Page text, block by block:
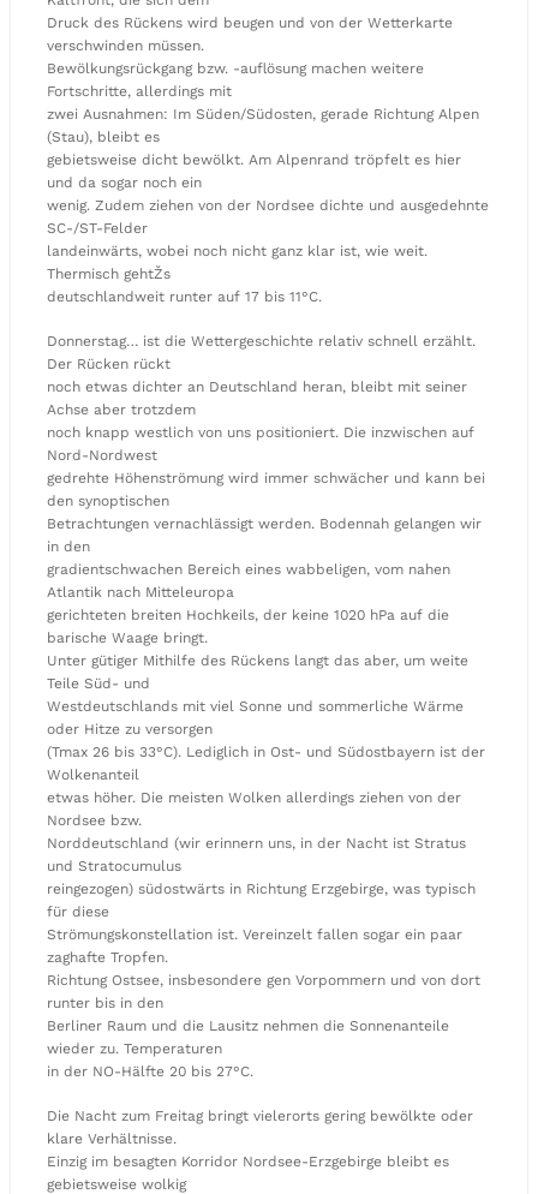
Druck des Rückens wird beugen und von der Wetterkarte
verschwinden müssen.
Bewölkungsrückgang bzw. -auflösung machen weitere
Fortschritte, allerdings mit
zwei Ausnahmen: Im Süden/Südosten, gerade Richtung Alpen
(Stau), bleibt es
gebietsweise dicht bewölkt. Am Alpenrand tröpfelt es hier
und da sogar noch ein
wenig. Zudem ziehen von der Nordsee dichte und ausgedehnte
SC-/ST-Felder
landeinwärts, wobei noch nicht ganz klar ist, wie weit.
Thermisch gehtŽs
deutschlandweit runter auf 17 bis 11°C.
Donnerstag… ist die Wettergeschichte relativ schnell erzählt.
Der Rücken rückt
noch etwas dichter an Deutschland heran, bleibt mit seiner
Achse aber trotzdem
noch knapp westlich von uns positioniert. Die inzwischen auf
Nord-Nordwest
gedrehte Höhenströmung wird immer schwächer und kann bei
den synoptischen
Betrachtungen vernachlässigt werden. Bodennah gelangen wir
in den
gradientschwachen Bereich eines wabbeligen, vom nahen
Atlantik nach Mitteleuropa
gerichteten breiten Hochkeils, der keine 1020 hPa auf die
barische Waage bringt.
Unter gütiger Mithilfe des Rückens langt das aber, um weite
Teile Süd- und
Westdeutschlands mit viel Sonne und sommerliche Wärme
oder Hitze zu versorgen
(Tmax 26 bis 33°C). Lediglich in Ost- und Südostbayern ist der
Wolkenanteil
etwas höher. Die meisten Wolken allerdings ziehen von der
Nordsee bzw.
Norddeutschland (wir erinnern uns, in der Nacht ist Stratus
und Stratocumulus
reingezogen) südostwärts in Richtung Erzgebirge, was typisch
für diese
Strömungskonstellation ist. Vereinzelt fallen sogar ein paar
zaghafte Tropfen.
Richtung Ostsee, insbesondere gen Vorpommern und von dort
runter bis in den
Berliner Raum und die Lausitz nehmen die Sonnenanteile
wieder zu. Temperaturen
in der NO-Hälfte 20 bis 27°C.
Die Nacht zum Freitag bringt vielerorts gering bewölkte oder
klare Verhältnisse.
Einzig im besagten Korridor Nordsee-Erzgebirge bleibt es
gebietsweise wolkig